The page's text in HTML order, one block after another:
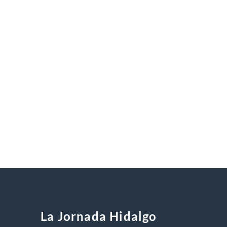
La Jornada Hidalgo